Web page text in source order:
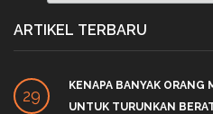
ARTIKEL TERBARU
29
KENAPA BANYAK
UNTUK TURUNKAN